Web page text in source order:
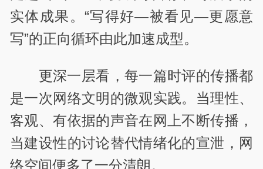
实体成果。“写得好—被看见—更愿意
写”的正向循环由此加速成型。
更深一层看，每一篇时评的传播都
是一次网络文明的微观实践。当理性、
客观、有依据的声音在网上不断传播，
当建设性的讨论替代情绪化的宣泄，网
络空间便多了一分清朗。